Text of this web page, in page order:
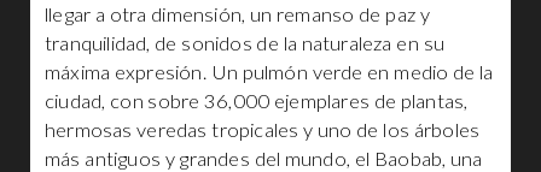
llegar a otra dimensión, un remanso de paz y
tranquilidad, de sonidos de la naturaleza en su
máxima expresión. Un pulmón verde en medio de la
ciudad, con sobre 36,000 ejemplares de plantas,
hermosas veredas tropicales y uno de los árboles
más antiguos y grandes del mundo, el Baobab, una